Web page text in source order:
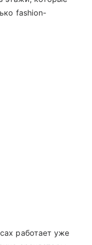
fashion-
работает уже